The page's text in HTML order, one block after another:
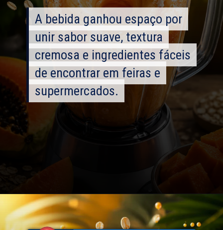
A bebida ganhou espaço por
unir sabor suave, textura
cremosa e ingredientes fáceis
de encontrar em feiras e
supermercados.
A bebida ganhou espaço por
unir sabor suave, textura
cremosa e ingredientes fáceis
de encontrar em feiras e
supermercados.